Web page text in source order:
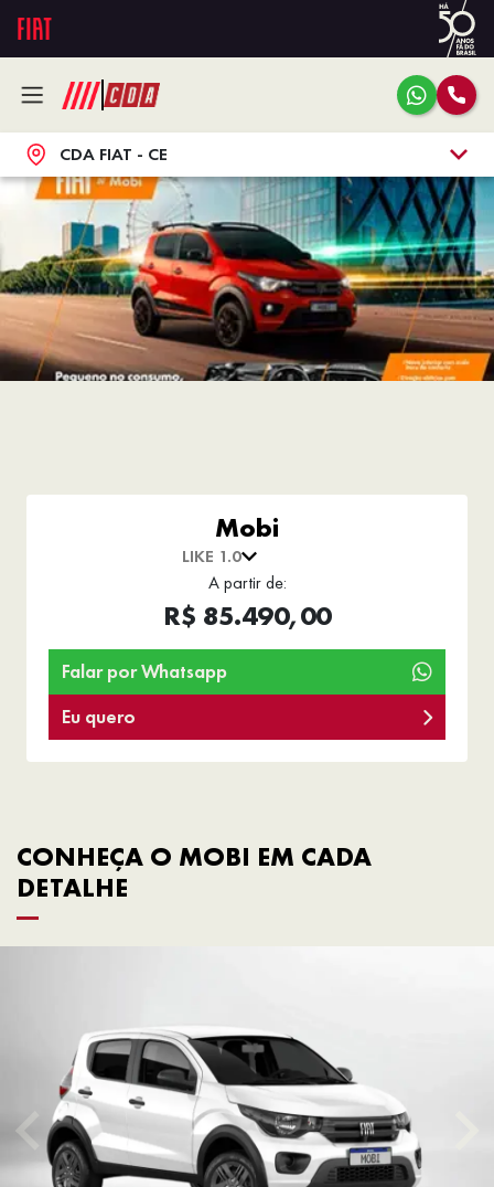
CDA FIAT - CE
Mobi
LIKE 1.0
A partir de:
R$ 85.490,00
Falar por Whatsapp
Eu quero
CONHEÇA O MOBI EM CADA
DETALHE